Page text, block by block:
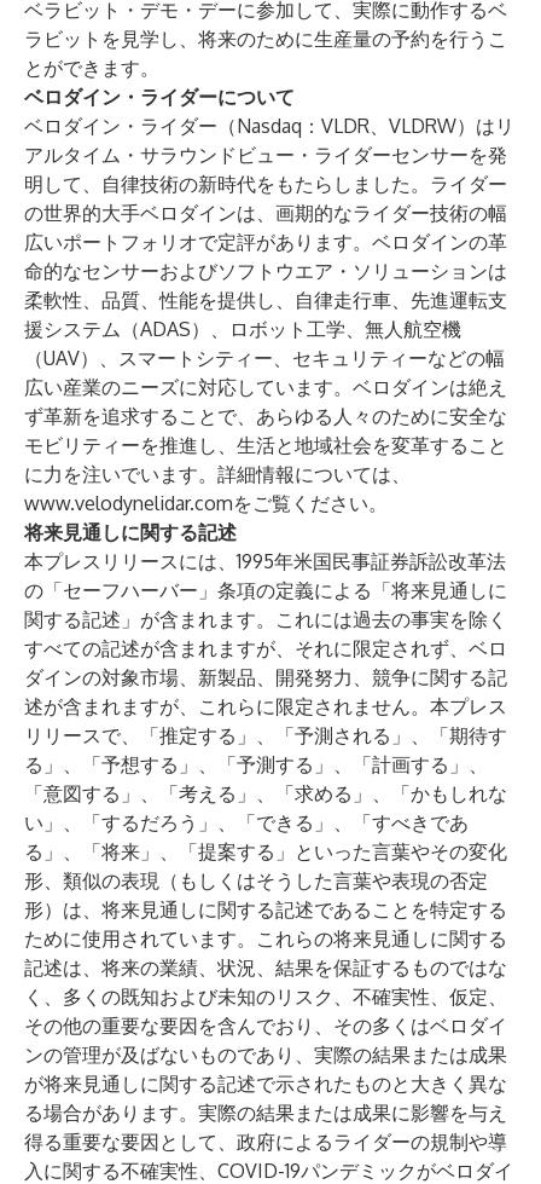
ベラビット・デモ・デーに参加して、実際に動作するベ
ラビットを見学し、将来のために生産量の予約を行うこ
とができます。
ベロダイン・ライダーについて
ベロダイン・ライダー（Nasdaq：VLDR、VLDRW）はリ
アルタイム・サラウンドビュー・ライダーセンサーを発
明して、自律技術の新時代をもたらしました。ライダー
の世界的大手ベロダインは、画期的なライダー技術の幅
広いポートフォリオで定評があります。ベロダインの革
命的なセンサーおよびソフトウエア・ソリューションは
柔軟性、品質、性能を提供し、自律走行車、先進運転支
援システム（ADAS）、ロボット工学、無人航空機
（UAV）、スマートシティー、セキュリティーなどの幅
広い産業のニーズに対応しています。ベロダインは絶え
ず革新を追求することで、あらゆる人々のために安全な
モビリティーを推進し、生活と地域社会を変革すること
に力を注いでいます。詳細情報については、
www.velodynelidar.comをご覧ください。
将来見通しに関する記述
本プレスリリースには、1995年米国民事証券訴訟改革法
の「セーフハーバー」条項の定義による「将来見通しに
関する記述」が含まれます。これには過去の事実を除く
すべての記述が含まれますが、それに限定されず、ベロ
ダインの対象市場、新製品、開発努力、競争に関する記
述が含まれますが、これらに限定されません。本プレス
リリースで、「推定する」、「予測される」、「期待す
る」、「予想する」、「予測する」、「計画する」、
「意図する」、「考える」、「求める」、「かもしれな
い」、「するだろう」、「できる」、「すべきであ
る」、「将来」、「提案する」といった言葉やその変化
形、類似の表現（もしくはそうした言葉や表現の否定
形）は、将来見通しに関する記述であることを特定する
ために使用されています。これらの将来見通しに関する
記述は、将来の業績、状況、結果を保証するものではな
く、多くの既知および未知のリスク、不確実性、仮定、
その他の重要な要因を含んでおり、その多くはベロダイ
ンの管理が及ばないものであり、実際の結果または成果
が将来見通しに関する記述で示されたものと大きく異な
る場合があります。実際の結果または成果に影響を与え
得る重要な要因として、政府によるライダーの規制や導
入に関する不確実性、COVID-19パンデミックがベロダイ